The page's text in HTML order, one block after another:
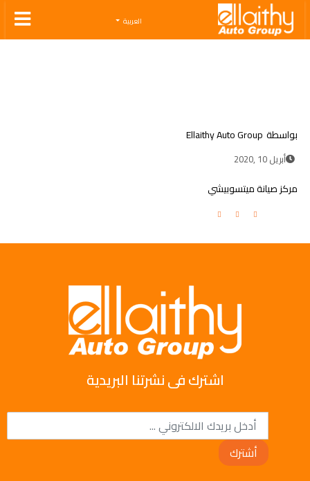
Ellaithy Auto Group
العربية
بواسطة Ellaithy Auto Group
أبريل 10 ,2020
مركز صيانة ميتسوبيشي
اشترك فى نشرتنا البريدية
أشترك